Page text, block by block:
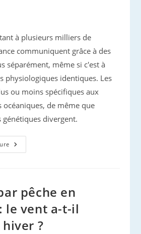
à plusieurs milliers de
communiquent grâce à des
séparément, même si c'est à
physiologiques identiques. Les
ou moins spécifiques aux
de même que
génétiques divergent.
Dauphins
:
pêche en
le vent a-t-il
?